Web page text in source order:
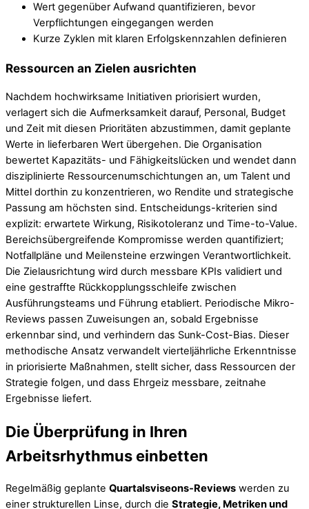
Wert gegenüber Aufwand quantifizieren, bevor
Verpflichtungen eingegangen werden
Kurze Zyklen mit klaren Erfolgskennzahlen definieren
Ressourcen an Zielen ausrichten
Nachdem hochwirksame Initiativen priorisiert wurden,
verlagert sich die Aufmerksamkeit darauf, Personal, Budget
und Zeit mit diesen Prioritäten abzustimmen, damit geplante
Werte in lieferbaren Wert übergehen. Die Organisation
bewertet Kapazitäts- und Fähigkeitslücken und wendet dann
disziplinierte Ressourcenumschichtungen an, um Talent und
Mittel dorthin zu konzentrieren, wo Rendite und strategische
Passung am höchsten sind. Entscheidungs-kriterien sind
explizit: erwartete Wirkung, Risikotoleranz und Time-to-Value.
Bereichsübergreifende Kompromisse werden quantifiziert;
Notfallpläne und Meilensteine erzwingen Verantwortlichkeit.
Die Zielausrichtung wird durch messbare KPIs validiert und
eine gestraffte Rückkopplungsschleife zwischen
Ausführungsteams und Führung etabliert. Periodische Mikro-
Reviews passen Zuweisungen an, sobald Ergebnisse
erkennbar sind, und verhindern das Sunk-Cost-Bias. Dieser
methodische Ansatz verwandelt vierteljährliche Erkenntnisse
in priorisierte Maßnahmen, stellt sicher, dass Ressourcen der
Strategie folgen, und dass Ehrgeiz messbare, zeitnahe
Ergebnisse liefert.
Die Überprüfung in Ihren
Arbeitsrhythmus einbetten
Regelmäßig geplante Quartalsviseons‑Reviews werden zu
einer strukturellen Linse, durch die Strategie, Metriken und